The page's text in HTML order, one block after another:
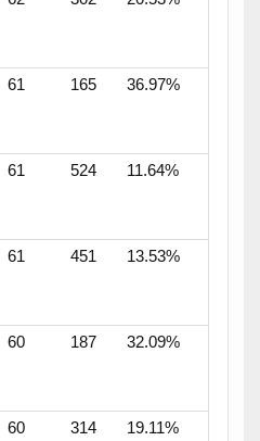
61 165 36.97%
61 524 11.64%
61 451 13.53%
60 187 32.09%
60 314 19.11%